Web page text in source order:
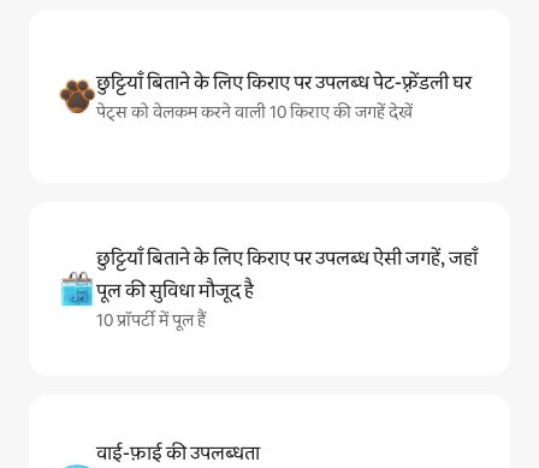
छुट्टियाँ बिताने के लिए किराए पर उपलब्ध पेट-फ़्रेंडली घर
पेट्स को वेलकम करने वाली 10 किराए की जगहें देखें
छुट्टियाँ बिताने के लिए किराए पर उपलब्ध ऐसी जगहें, जहाँ
पूल की सुविधा मौजूद है
10 प्रॉपर्टी में पूल हैं
वाई-फ़ाई की उपलब्धता